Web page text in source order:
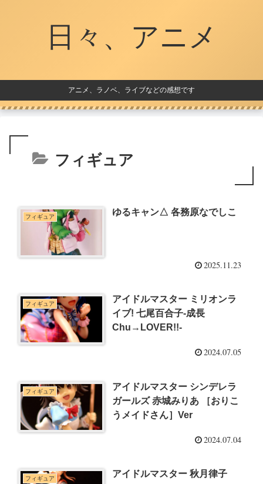
日々、アニメ
アニメ、ラノベ、ライブなどの感想です
フィギュア
フィギュア ゆるキャン△ 各務原なでしこ
2025.11.23
フィギュア
アイドルマスター ミリオンラ
イブ! 七尾百合子-成長
Chu→LOVER!!-
2024.07.05
フィギュア
アイドルマスター シンデレラ
ガールズ 赤城みりあ ［おりこ
うメイドさん］Ver
2024.07.04
フィギュア アイドルマスター 秋月律子